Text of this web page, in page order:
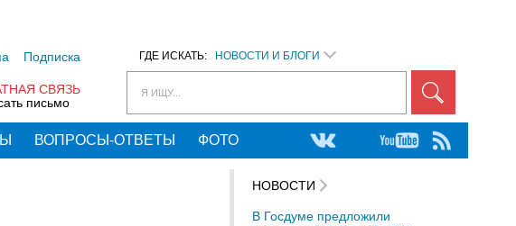
ГДЕ ИСКАТЬ: НОВОСТИ И БЛОГИ
Я ИЩУ...
Подписка
СВЯЗЬ
письмо
ВОПРОСЫ-ОТВЕТЫ ФОТО
НОВОСТИ
В Госдуме предложили